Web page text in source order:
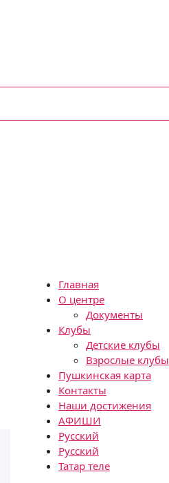
Главная
О центре
Документы
Клубы
Детские клубы
Взрослые клубы
Пушкинская карта
Контакты
Наши достижения
АФИШИ
Русский
Русский
Татар теле